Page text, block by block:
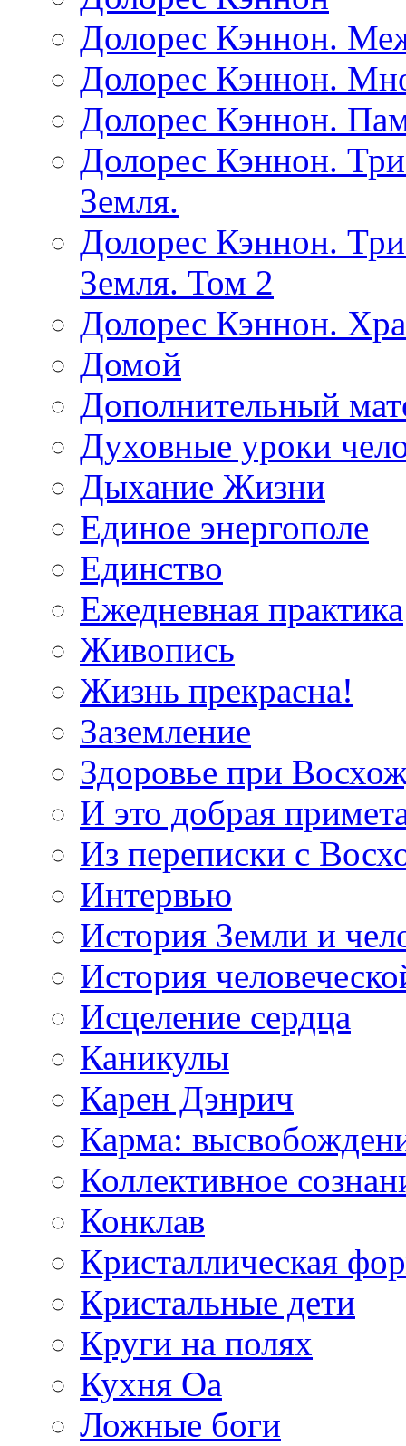
Долорес Кэннон.
Долорес Кэннон.
Долорес Кэннон.
Долорес Кэннон.
Земля.
Долорес Кэннон.
Земля. Том 2
Долорес Кэннон.
Домой
Дополнительный
Духовные уроки
Дыхание Жизни
Единое энергополе
Единство
Ежедневная практика
Живопись
Жизнь прекрасна!
Заземление
Здоровье при
И это добрая
Из переписки с
Интервью
История Земли и
История
Исцеление сердца
Каникулы
Карен Дэнрич
Карма:
Коллективное
Конклав
Кристаллическая
Кристальные дети
Круги на полях
Кухня Оа
Ложные боги